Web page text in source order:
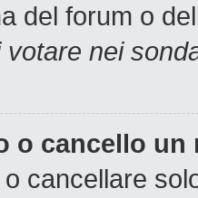
del forum o
votare nei
o cancello un
cancellare